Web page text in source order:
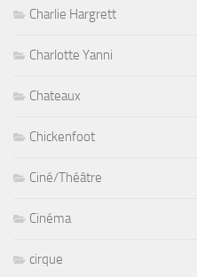
Charlie Hargrett
Charlotte Yanni
Chateaux
Chickenfoot
Ciné/Théâtre
Cinéma
cirque